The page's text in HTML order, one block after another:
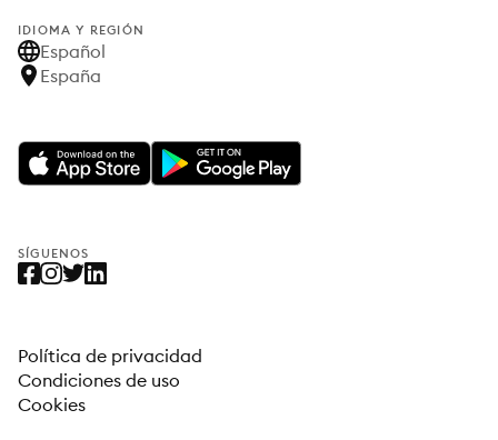
IDIOMA Y REGIÓN
Español
España
SÍGUENOS
Política de privacidad
Condiciones de uso
Cookies